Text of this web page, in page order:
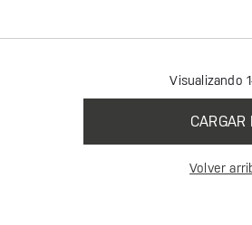
Visualizando
CARGAR
Volver